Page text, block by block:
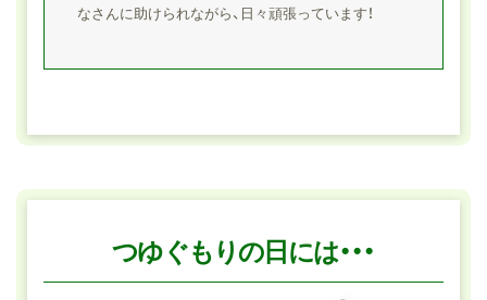
なさんに助けられながら、日々頑張っています！
つゆぐもりの日には・・・